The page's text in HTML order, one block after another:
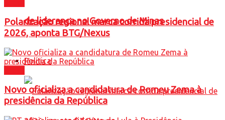
de liderança no Governo de Minas
Política
Polarização regional marca corrida presidencial de
2026, aponta BTG/Nexus
Novo oficializa a candidatura de Romeu Zema à
presidência da República